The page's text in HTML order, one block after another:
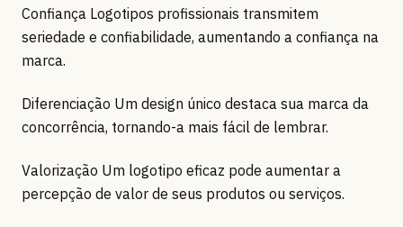
Confiança Logotipos profissionais transmitem
seriedade e confiabilidade, aumentando a confiança na
marca.
Diferenciação Um design único destaca sua marca da
concorrência, tornando-a mais fácil de lembrar.
Valorização Um logotipo eficaz pode aumentar a
percepção de valor de seus produtos ou serviços.